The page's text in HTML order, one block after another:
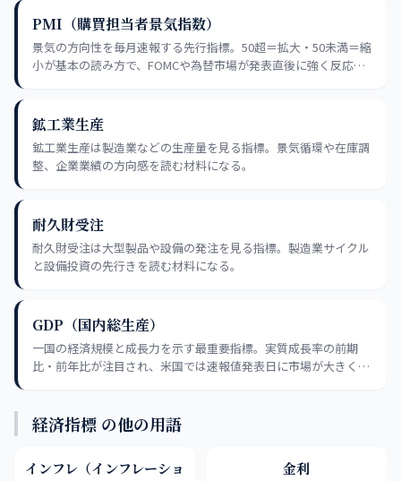
PMI（購買担当者景気指数）
景気の方向性を毎月速報する先行指標。50超＝拡大・50未満＝縮
小が基本の読み方で、FOMCや為替市場が発表直後に強く反応す
鉱工業生産
鉱工業生産は製造業などの生産量を見る指標。景気循環や在庫調
整、企業業績の方向感を読む材料になる。
耐久財受注
耐久財受注は大型製品や設備の発注を見る指標。製造業サイクル
と設備投資の先行きを読む材料になる。
GDP（国内総生産）
一国の経済規模と成長力を示す最重要指標。実質成長率の前期
比・前年比が注目され、米国では速報値発表日に市場が大きく動
経済指標 の他の用語
インフレ（インフレーショ
金利